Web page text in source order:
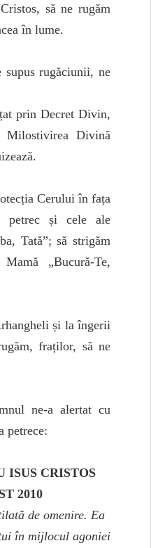
să ne rugăm
în lume.
supus rugăciunii, ne
prin Decret Divin,
Milostivirea Divină
Cerului în fața
petrec și cele ale
Tată”; să strigăm
„Bucură-Te,
și la îngerii
fraților, să ne
ne-a alertat cu
petrece:
ISUS CRISTOS
2010
de omenire. Ea
în mijlocul agoniei